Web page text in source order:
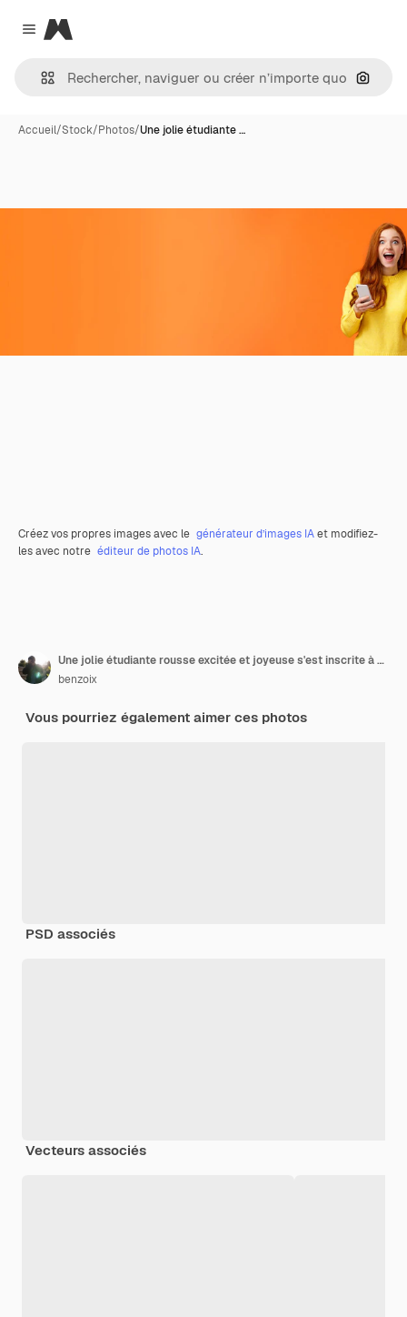
Close menu
Magnific
Accueil/Stock/Photos/Une jolie étudiante …
Créez vos propres images avec le générateur d’images IAet modifiez-
les avec notre éditeur de photos IA.
Une jolie étudiante rousse excitée et joyeuse s'est inscrite à un programme d'échange pour apprendre les nouvelles via o
benzoix
Vous pourriez également aimer ces photos
PSD associés
Vecteurs associés